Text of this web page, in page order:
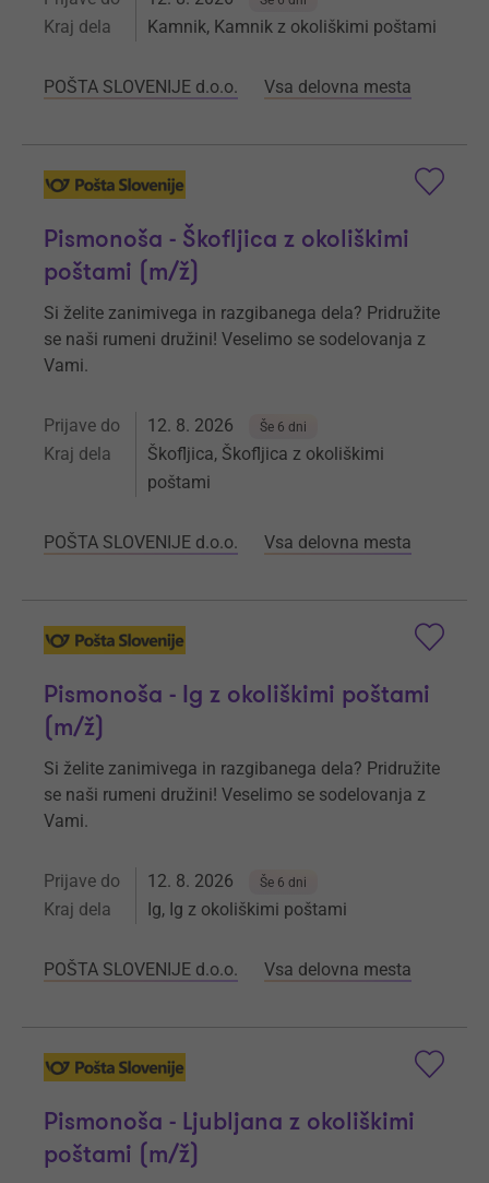
Kraj dela Kamnik, Kamnik z okoliškimi poštami
POŠTA SLOVENIJE d.o.o. Vsa delovna mesta
Pismonoša - Škofljica z okoliškimi
poštami (m/ž)
Si želite zanimivega in razgibanega dela? Pridružite
se naši rumeni družini! Veselimo se sodelovanja z
Vami.
Prijave do 12. 8. 2026 Še 6 dni
Kraj dela
Škofljica, Škofljica z okoliškimi
poštami
POŠTA SLOVENIJE d.o.o. Vsa delovna mesta
Pismonoša - Ig z okoliškimi poštami
(m/ž)
Si želite zanimivega in razgibanega dela? Pridružite
se naši rumeni družini! Veselimo se sodelovanja z
Vami.
Prijave do 12. 8. 2026 Še 6 dni
Kraj dela Ig, Ig z okoliškimi poštami
POŠTA SLOVENIJE d.o.o. Vsa delovna mesta
Pismonoša - Ljubljana z okoliškimi
poštami (m/ž)